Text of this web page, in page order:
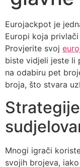
Eurojackpot je
Europi koja
Provjerite svoj
biste vidjeli jeste li
na odabiru pet
broja, što stvara
Mnogi igrači
svojih brojeva,